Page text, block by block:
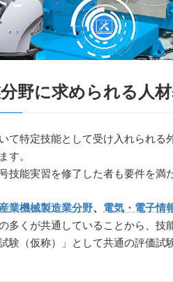
野に求められる人
て特定技能として受け入れられる
す。
技能実習を修了した者も要件を満
業機械製造業分野、 電気・電子情
多くが共通していることから、技
験（仮称）」として共通の評価試